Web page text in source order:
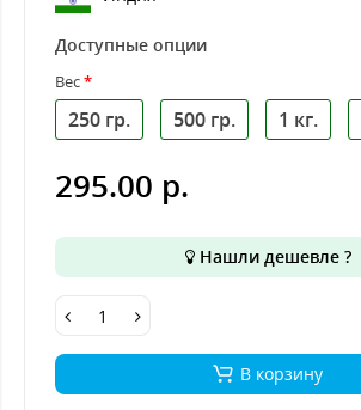
Доступные опции
Вес
250 гр. 500 гр. 1 кг.
295.00 р.
Нашли дешевле ?
В корзину